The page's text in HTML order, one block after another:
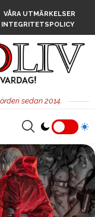
VÅRA UTMÄRKELSER
INTEGRITETSPOLICY
sedan 2014.